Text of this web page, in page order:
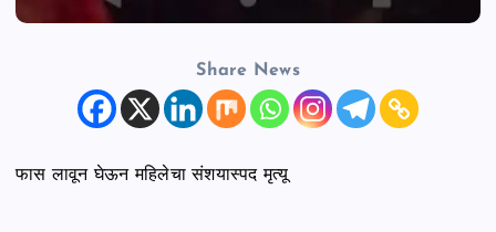
Share News
फास लावून घेऊन महिलेचा संशयास्पद मृत्यू